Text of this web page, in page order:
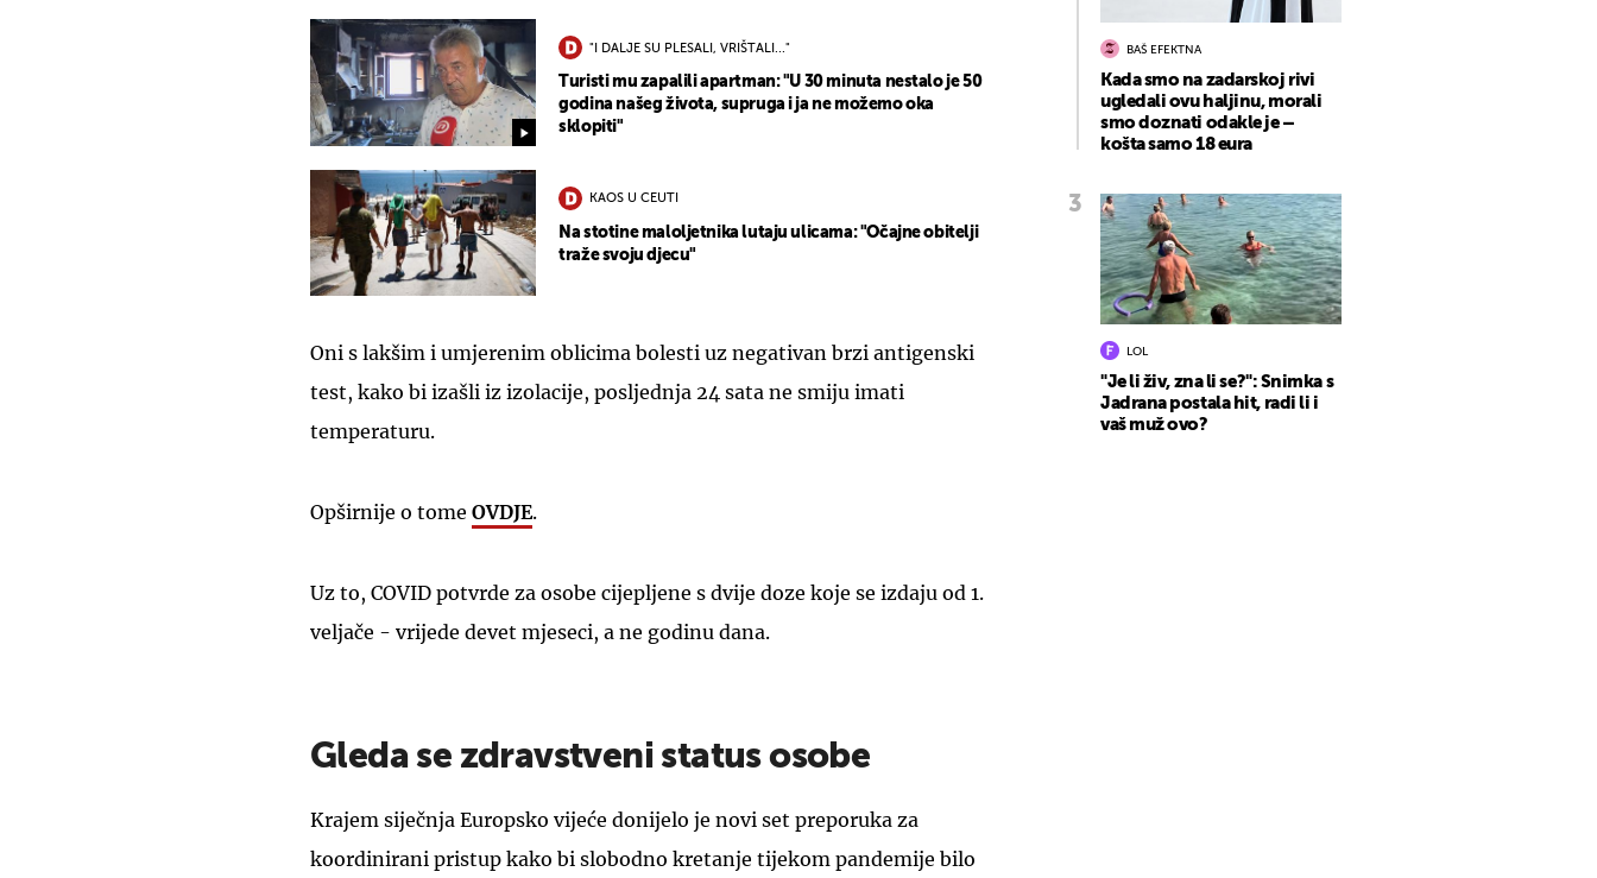
"I DALJE SU PLESALI, VRIŠTALI..."
Turisti mu zapalili apartman: "U 30 minuta nestalo je 50
godina našeg života, supruga i ja ne možemo oka
sklopiti"
KAOS U CEUTI
Na stotine maloljetnika lutaju ulicama: "Očajne obitelji
traže svoju djecu"
Oni s lakšim i umjerenim oblicima bolesti uz negativan brzi antigenski
test, kako bi izašli iz izolacije, posljednja 24 sata ne smiju imati
temperaturu.
Opširnije o tome OVDJE.
Uz to, COVID potvrde za osobe cijepljene s dvije doze koje se izdaju od 1.
veljače - vrijede devet mjeseci, a ne godinu dana.
Gleda se zdravstveni status osobe
Krajem siječnja Europsko vijeće donijelo je novi set preporuka za
koordinirani pristup kako bi slobodno kretanje tijekom pandemije bilo
BAŠ EFEKTNA
Kada smo na zadarskoj rivi
ugledali ovu haljinu, morali
smo doznati odakle je –
košta samo 18 eura
LOL
"Je li živ, zna li se?": Snimka s
Jadrana postala hit, radi li i
vaš muž ovo?